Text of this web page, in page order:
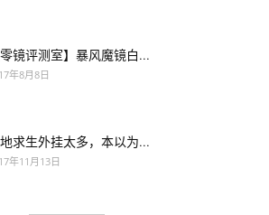
零镜评测室】暴风魔镜白...
年8月8日
求生外挂太多，本以为...
年11月13日